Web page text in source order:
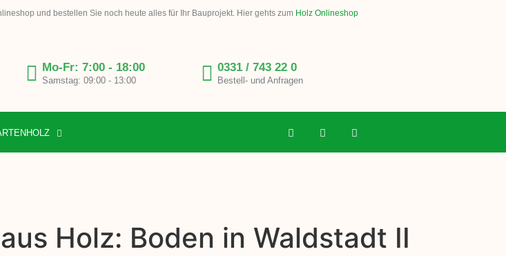
und bestellen Sie noch heute alles für Ihr Bauprojekt. Hier gehts zum Holz Onlineshop
Mo-Fr: 7:00 - 18:00
Samstag: 09:00 - 13:00
0331 / 743 22 0
Bestell- und Anfragen
Holz: Boden in Waldstadt II